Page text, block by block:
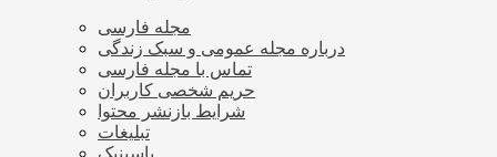
مجله فارسی
درباره مجله عمومی و سبک زندگی
تماس با مجله فارسی
حریم شخصی کاربران
شرایط بازنشر محتوا
تبلیغات
پاسینیک